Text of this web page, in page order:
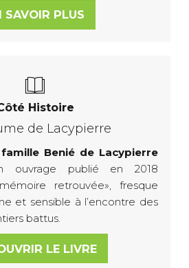
SAVOIR PLUS
Histoire
de Lacypierre
Benié de Lacypierre
ouvrage publié en 2018
retrouvée», fresque
et sensible à l’encontre des
battus.
LE LIVRE